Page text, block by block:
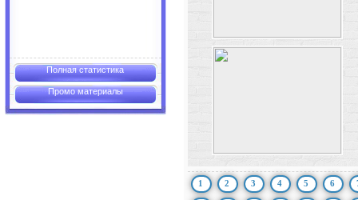
Полная статистика
Промо материалы
1 2 3 4 5 6